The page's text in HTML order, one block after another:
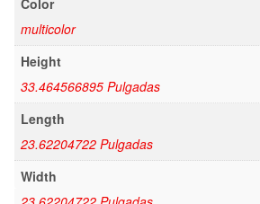
multicolor
Height
33.464566895 Pulgadas
Length
23.62204722 Pulgadas
Width